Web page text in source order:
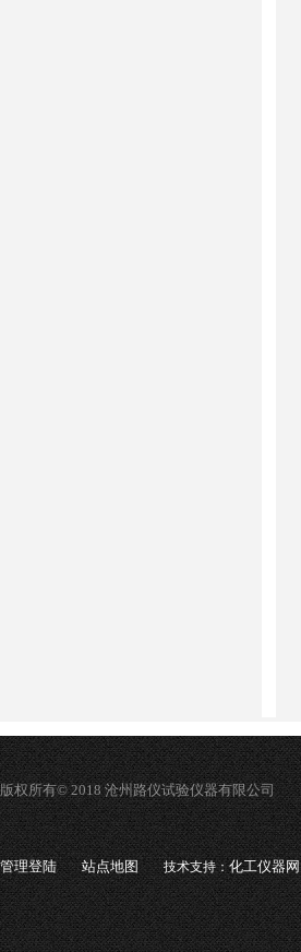
版权所有© 2018 沧州路仪试验仪器有限公司
管理登陆 站点地图 技术支持：化工仪器网